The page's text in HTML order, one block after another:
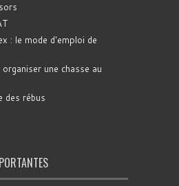
: le mode d'emploi de
une chasse au
des rébus